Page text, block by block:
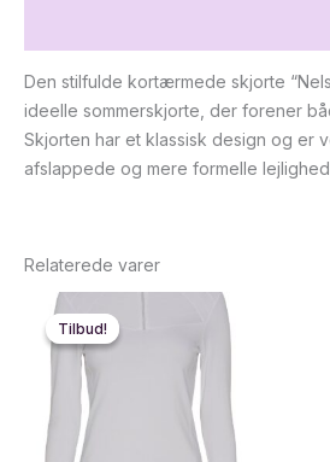
Den stilfulde kortærmede skjorte
ideelle sommerskjorte, der forener
Skjorten har et klassisk design og er
afslappede og mere formelle
Relaterede varer
Tilbud!
Tilbud!